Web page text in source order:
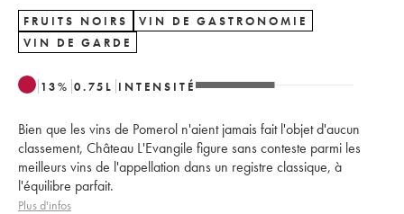
FRUITS NOIRS
VIN DE GASTRONOMIE
VIN DE GARDE
13% 0.75 L INTENSITÉ
Bien que les vins de Pomerol n'aient jamais fait l'objet d'aucun
classement, Château L'Evangile figure sans conteste parmi les
meilleurs vins de l'appellation dans un registre classique, à
l'équilibre parfait.
Plus d'infos